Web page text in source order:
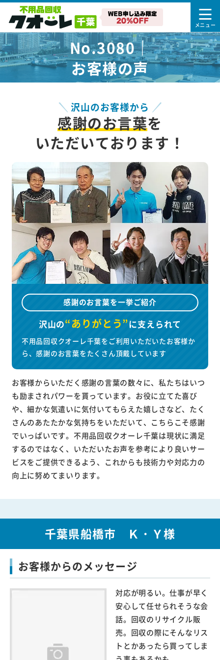
No.3080｜
お客様の声
沢山のお客様から
感謝のお言葉を
いただいております！
感謝のお言葉を一挙ご紹介
沢山の“ありがとう”に支えられて
不用品回収クオーレ千葉をご利用いただいたお客様か
ら、感謝のお言葉をたくさん頂戴しています
お客様からいただく感謝の言葉の数々に、私たちはいつ
も励まされパワーを貰っています。お役に立てた喜び
や、細かな気遣いに気付いてもらえた嬉しさなど、たく
さんのあたたかな気持ちをいただいて、こちらこそ感謝
でいっぱいです。不用品回収クオーレ千葉は現状に満足
するのではなく、いただいたお声を参考により良いサー
ビスをご提供できるよう、これからも技術力や対応力の
向上に努めてまいります。
千葉県船橋市 Ｋ・Ｙ様
お客様からのメッセージ
対応が明るい。仕事が早く
安心して任せられそうな会
話。回収のリサイクル販
売。回収の際にそんなリス
トとかあったら買ってしま